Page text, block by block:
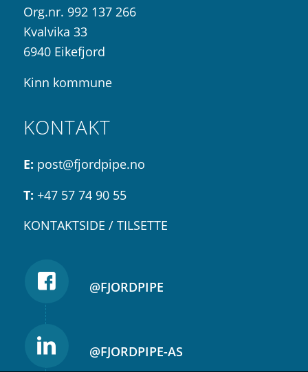
Org.nr. 992 137 266
Kvalvika 33
6940 Eikefjord
Kinn kommune
KONTAKT
E: post@fjordpipe.no
T: +47 57 74 90 55
KONTAKTSIDE / TILSETTE
@FJORDPIPE
@FJORDPIPE-AS